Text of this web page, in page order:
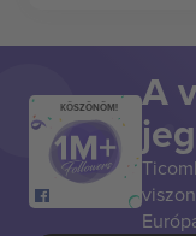
KÖSZÖNÖM! A